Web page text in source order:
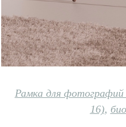
Рамка для фотографий
16),